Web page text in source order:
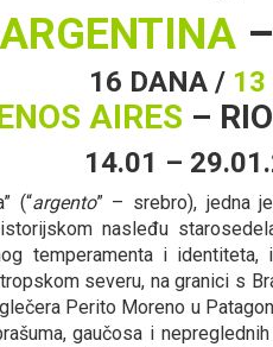
ARGENTINA
16 DANA /13
AIRES –
14.01 –
(“argento” – srebro), jedna
nasleđu
temperamenta i
severu, na granici s
Perito Moreno u
gaučosa i